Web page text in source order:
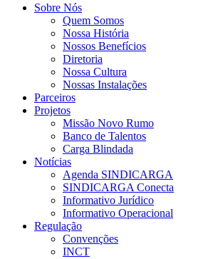
Sobre Nós
Quem Somos
Nossa História
Nossos Benefícios
Diretoria
Nossa Cultura
Nossas Instalações
Parceiros
Projetos
Missão Novo Rumo
Banco de Talentos
Carga Blindada
Notícias
Agenda SINDICARGA
SINDICARGA Conecta
Informativo Jurídico
Informativo Operacional
Regulação
Convenções
INCT